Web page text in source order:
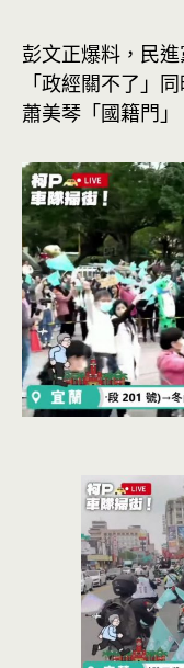
彭文正爆料，民
「政經關不了」
蕭美琴「國籍門」